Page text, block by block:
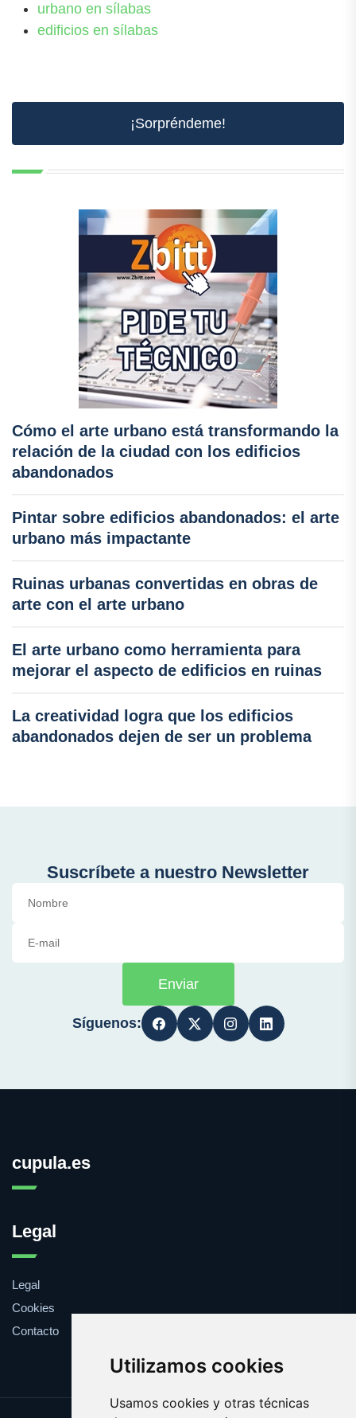
Utilizamos cookies
Usamos cookies y otras técnicas
urbano en sílabas
edificios en sílabas
¡Sorpréndeme!
Cómo el arte urbano está transformando la
relación de la ciudad con los edificios
abandonados
Pintar sobre edificios abandonados: el arte
urbano más impactante
Ruinas urbanas convertidas en obras de
arte con el arte urbano
El arte urbano como herramienta para
mejorar el aspecto de edificios en ruinas
La creatividad logra que los edificios
abandonados dejen de ser un problema
Suscríbete a nuestro Newsletter
Enviar
Síguenos:
cupula.es
Legal
Legal
Cookies
Contacto